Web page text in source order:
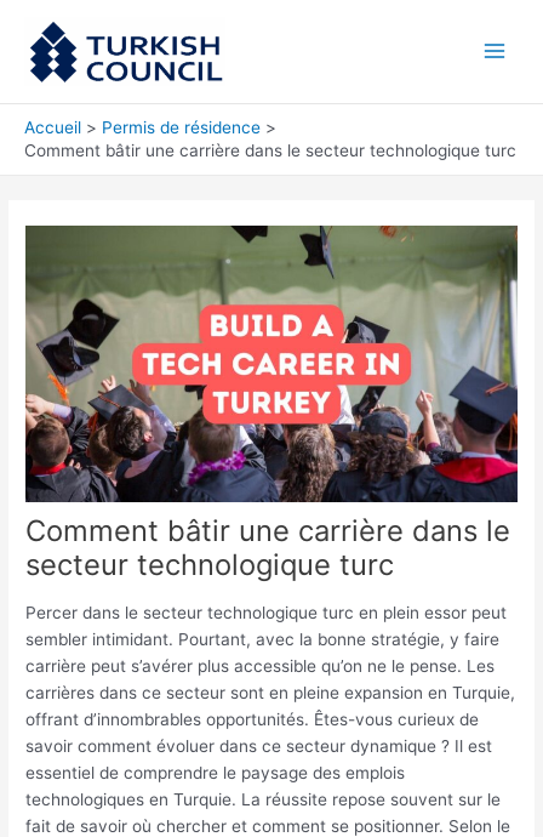
contenu
Accueil
Permis de résidence
Comment bâtir une carrière dans le secteur technologique turc
Comment bâtir une carrière dans le
secteur technologique turc
Percer dans le secteur technologique turc en plein essor peut
sembler intimidant. Pourtant, avec la bonne stratégie, y faire
carrière peut s’avérer plus accessible qu’on ne le pense. Les
carrières dans ce secteur sont en pleine expansion en Turquie,
offrant d’innombrables opportunités. Êtes-vous curieux de
savoir comment évoluer dans ce secteur dynamique ? Il est
essentiel de comprendre le paysage des emplois
technologiques en Turquie. La réussite repose souvent sur le
fait de savoir où chercher et comment se positionner. Selon le